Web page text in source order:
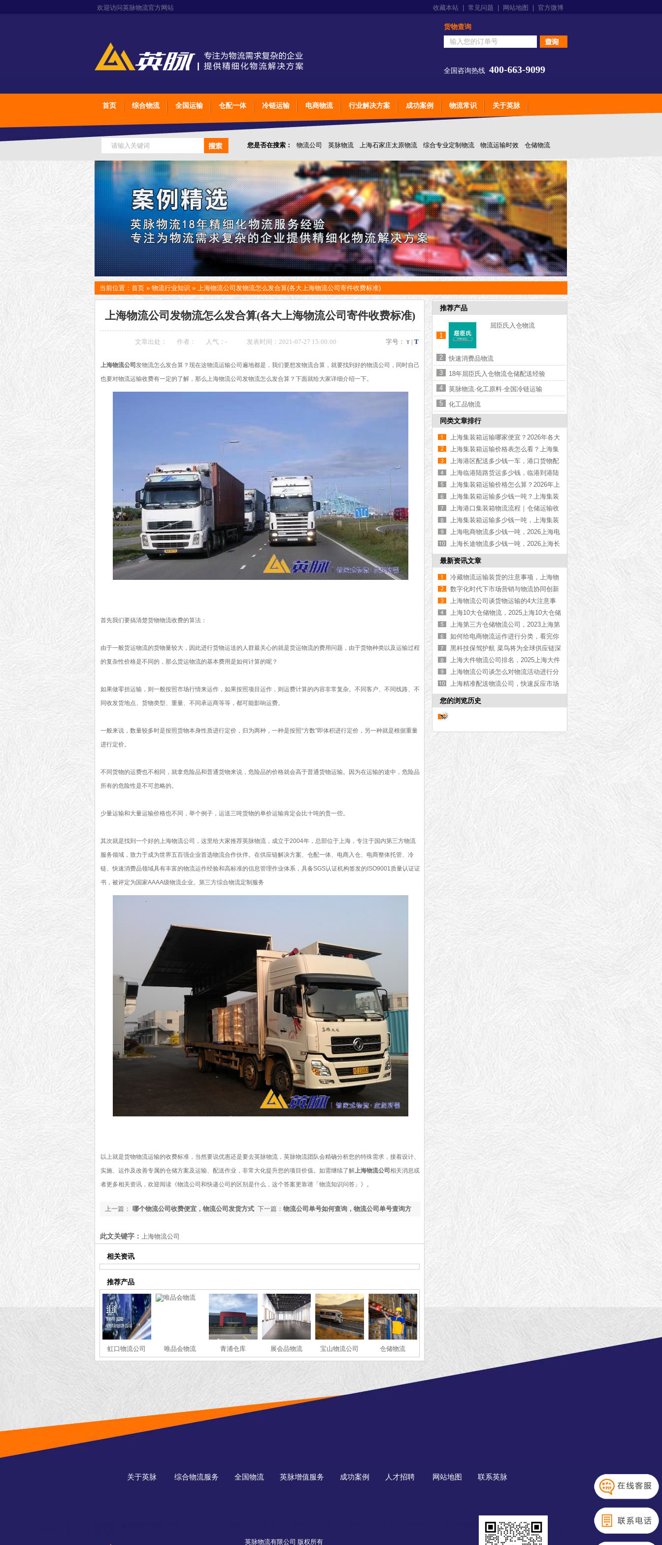
欢迎访问英脉物流官方网站 收藏本站 常见问题 网站地图 官方微博
货物查询
全国咨询热线 400-663-9099
首页 综合物流 全国运输 仓配一体 冷链运输 电商物流 行业解决方案 成功案例 物流常识 关于英脉
您是否在搜索： 物流公司 英脉物流 上海石家庄太原物流 综合专业定制物流 物流运输时效 仓储物流
仓储综合专业定制物流 上海石家庄太原综合专业定制物流
当前位置： 首页 » 物流行业知识 » 上海物流公司发物流怎么发合算(各大上海物流公司寄件收费标准)
上海物流公司发物流怎么发合算(各大上海物流公司寄件收费标准)
字号： T | T
文章出处： 作者： 人气： - 发表时间：2021-07-27 15:00:00
上海物流公司 发物流怎么发合算？现在这物流运输公司遍地都是，我们要想发物流合算，就要找到好的物流公司，同时自己
也要对物流运输收费有一定的了解，那么上海物流公司发物流怎么发合算？下面就给大家详细介绍一下。
首先我们要搞清楚货物物流收费的算法：
由于一般货运物流的货物量较大，因此进行货物运送的人群最关心的就是货运物流的费用问题，由于货物种类以及运输过程
的复杂性价格是不同的，那么货运物流的基本费用是如何计算的呢？
如果做零担运输，则一般按照市场行情来运作，如果按照项目运作，则运费计算的内容非常复杂。不同客户、不同线路、不
同收发货地点、货物类型、重量、不同承运商等等，都可能影响运费。
一般来说，数量较多时是按照货物本身性质进行定价，归为两种，一种是按照“方数”即体积进行定价，另一种就是根据重量
进行定价。
不同货物的运费也不相同，就拿危险品和普通货物来说，危险品的价格就会高于普通货物运输。因为在运输的途中，危险品
所有的危险性是不可忽略的。
少量运输和大量运输价格也不同，举个例子，运送三吨货物的单价运输肯定会比十吨的贵一些。
其次就是找到一个好的上海物流公司，这里给大家推荐英脉物流，成立于2004年，总部位于上海，专注于国内第三方物流
服务领域，致力于成为世界五百强企业首选物流合作伙伴。在供应链解决方案、仓配一体、电商入仓、电商整体托管、冷
链、快速消费品领域具有丰富的物流运作经验和高标准的信息管理作业体系，具备SGS认证机构签发的ISO9001质量认证证
书，被评定为国家AAAA级物流企业。第三方综合物流定制服务
以上就是货物物流运输的收费标准，当然要说优惠还是要去英脉物流，英脉物流团队会精确分析您的特殊需求，接着设计、
实施、运作及改善专属的仓储方案及运输、配送作业，非常大化提升您的项目价值。如需继续了解上海物流公司 相关消息或
者更多相关资讯，欢迎阅读《物流公司和快递公司的区别是什么，这个答案更靠谱「物流知识问答」 》。
下一篇： 物流公司单号如何查询，物流公司单号查询方
上一篇： 哪个物流公司收费便宜，物流公司发货方式
此文关键字： 上海物流公司
相关资讯
推荐产品
虹口物流公司 唯品会物流 青浦仓库 展会品物流 宝山物流公司 仓储物流
推荐产品
1
屈臣氏入仓物流
2
快速消费品物流
3
18年屈臣氏入仓物流仓储配送经验
4
英脉物流·化工原料·全国冷链运输
5
化工品物流
同类文章排行
上海集装箱运输哪家便宜？2026年各大
物流公司推荐【最新更新】
上海集装箱运输价格表怎么看？上海集
装箱运输价格指南【最新更新】
上海港区配送多少钱一车，港口货物配
送服务收费价格表【含最新报价】
上海临港陆路货运多少钱，临港到港陆
路运输收费标准【含价格表】
上海集装箱运输价格怎么算？2026年上
海集装箱运输价格指南【最新更新】
上海集装箱运输多少钱一吨？上海集装
箱运输价格（含价格表）
上海港口集装箱物流流程｜仓储运输收
费标准2026｜港口物流【行业百科】
上海集装箱运输多少钱一吨，上海集装
箱运输价格（含价格表）
上海电商物流多少钱一吨，2026上海电
商物流价格【含最新价格】
上海长途物流多少钱一吨，2026上海长
途物流价格【含最新价格】
最新资讯文章
冷藏物流运输装货的注意事项，上海物
流公司告诉您
数字化时代下市场营销与物流协同创新
的战略探讨
上海物流公司谈货物运输的4大注意事
项
上海10大仓储物流，2025上海10大仓储
物流排名[最新排名]
上海第三方仓储物流公司，2023上海第
三方仓储物流公司推荐[最新推荐]
如何给电商物流运作进行分类，看完你
就知道了[今日资讯]
黑科技保驾护航 菜鸟将为全球供应链深
度赋能
上海大件物流公司排名，2025上海大件
物流公司排行榜[最新更新]
上海物流公司谈怎么对物流活动进行分
析
上海精准配送物流公司，快速反应市场
需求【最新更新】
您的浏览历史
关于英脉 综合物流服务 全国物流 英脉增值服务 成功案例 人才招聘 网站地图 联系英脉
英脉物流有限公司 版权所有